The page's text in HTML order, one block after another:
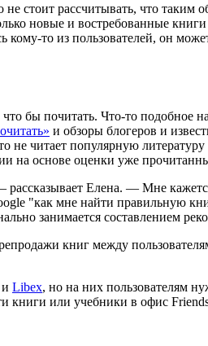
стоит рассчитывать, что таким
новые и востребованные
то из пользователей, он
бы почитать. Что-то подобное
и обзоры блогеров и
не читает популярную
на основе оценки уже
Елена. — Мне
"как мне найти правильную
занимается составлением
книг между
и Libex, но на них пользователям
книги или учебники в офис